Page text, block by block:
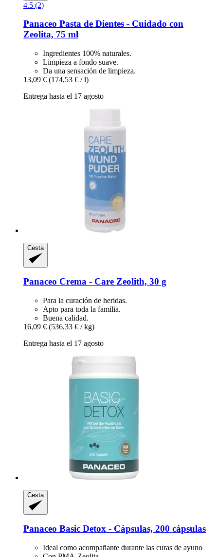
4.5 (2)
Panaceo Pasta de Dientes -​ Cuidado con
Zeolita, 75 ml
Ingredientes 100% naturales.
Limpieza a fondo suave.
Da una sensación de limpieza.
13,09 € (174,53 € / l)
Entrega hasta el 17 agosto
Cesta
Panaceo Crema -​ Care Zeolith, 30 g
Para la curación de heridas.
Apto para toda la familia.
Buena calidad.
16,09 € (536,33 € / kg)
Entrega hasta el 17 agosto
Cesta
Panaceo Basic Detox -​ Cápsulas, 200 cápsulas
Ideal como acompañante durante las curas de ayuno